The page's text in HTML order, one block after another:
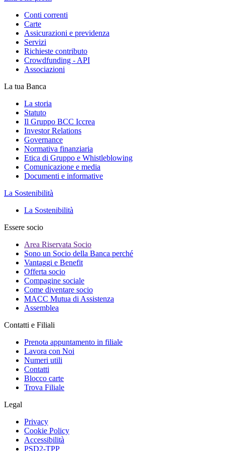
Conti correnti
Carte
Assicurazioni e previdenza
Servizi
Richieste contributo
Crowdfunding - API
Associazioni
La tua Banca
La storia
Statuto
Il Gruppo BCC Iccrea
Investor Relations
Governance
Normativa finanziaria
Etica di Gruppo e Whistleblowing
Comunicazione e media
Documenti e informative
La Sostenibilità
La Sostenibilità
Essere socio
Area Riservata Socio
Sono un Socio della Banca perché
Vantaggi e Benefit
Offerta socio
Compagine sociale
Come diventare socio
MACC Mutua di Assistenza
Assemblea
Contatti e Filiali
Prenota appuntamento in filiale
Lavora con Noi
Numeri utili
Contatti
Blocco carte
Trova Filiale
Legal
Privacy
Cookie Policy
Accessibilità
PSD2-TPP